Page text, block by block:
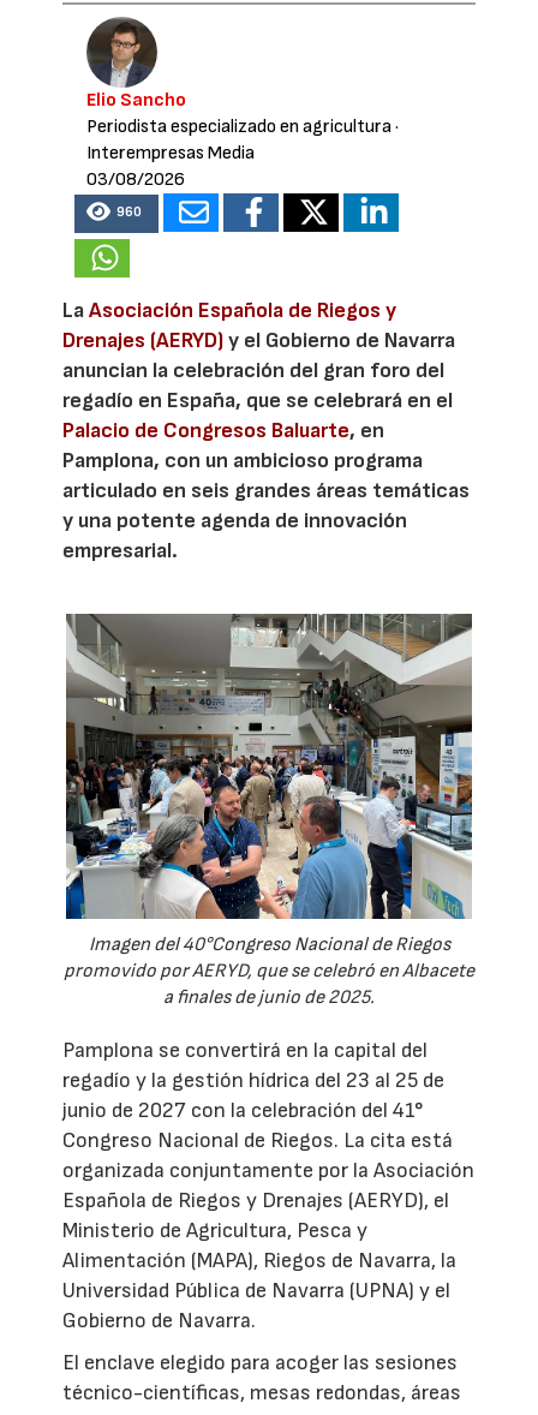
Elio Sancho
Periodista especializado en agricultura·
Interempresas Media
03/08/2026
960
LaAsociación Española de Riegos y
Drenajes (AERYD)y el Gobierno de Navarra
anuncian la celebración del gran foro del
regadío en España, que se celebrará en el
Palacio de Congresos Baluarte, en
Pamplona, con un ambicioso programa
articulado en seis grandes áreas temáticas
y una potente agenda de innovación
empresarial.
Imagen del 40°Congreso Nacional de Riegos
promovido por AERYD, que se celebró en Albacete
a finales de junio de 2025.
Pamplona se convertirá en la capital del
regadío y la gestión hídrica del 23 al 25 de
junio de 2027 con la celebración del 41°
Congreso Nacional de Riegos. La cita está
organizada conjuntamente por la Asociación
Española de Riegos y Drenajes (AERYD), el
Ministerio de Agricultura, Pesca y
Alimentación (MAPA), Riegos de Navarra, la
Universidad Pública de Navarra (UPNA) y el
Gobierno de Navarra.
El enclave elegido para acoger las sesiones
técnico-científicas, mesas redondas, áreas